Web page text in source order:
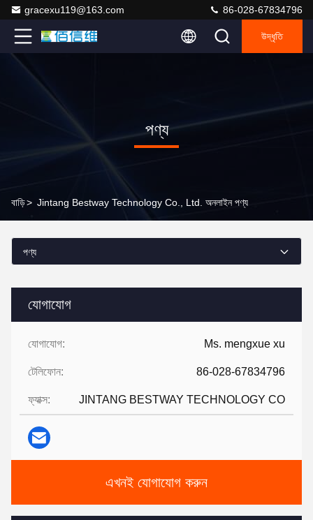
gracexu119@163.com 86-028-67834796
উদ্ধৃতি
পণ্য
বাড়ি> Jintang Bestway Technology Co., Ltd. অনলাইন পণ্য
যোগাযোগ
যোগাযোগ: Ms. mengxue xu
টেলিফোন: 86-028-67834796
ফ্যাক্স: JINTANG BESTWAY TECHNOLOGY CO
এখনই যোগাযোগ করুন
পণ্য